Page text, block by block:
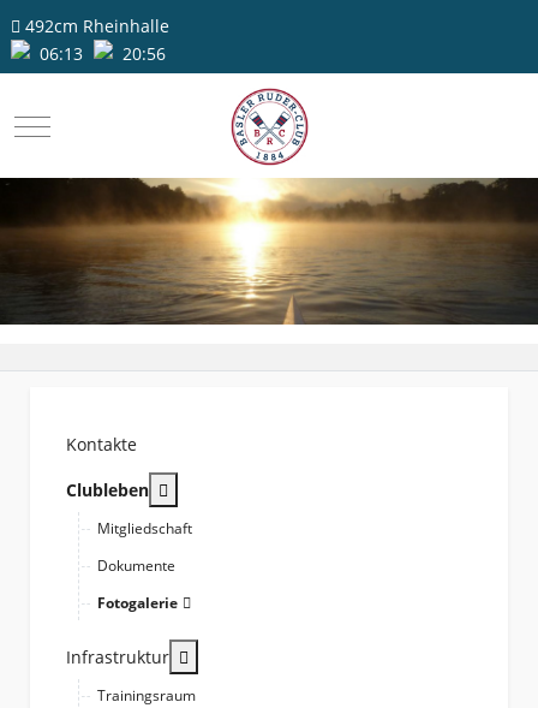
492cm Rheinhalle
06:13
20:56
Mobile Menu Toggle
Kontakte
Clubleben
Mitgliedschaft
Dokumente
Fotogalerie
Infrastruktur
Trainingsraum